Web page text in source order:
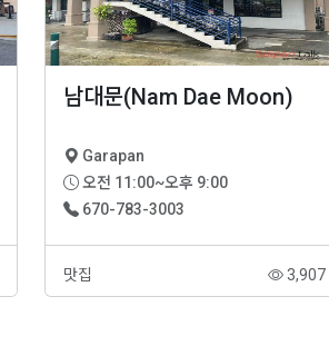
남대문(Nam Dae Moon)
Garapan
오전 11:00~오후 9:00
670-783-3003
맛집 3,907